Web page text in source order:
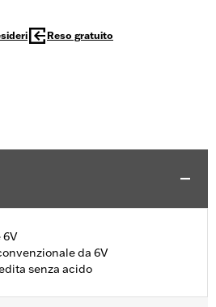
Reso gratuito
6V
da 6V
senza acido